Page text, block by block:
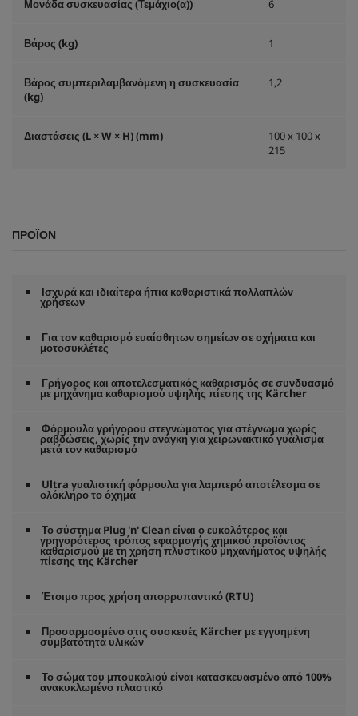
Μονάδα συσκευασίας (Τεμάχιο(α)) 6
Βάρος (kg) 1
Βάρος συμπεριλαμβανόμενη η συσκευασία
(kg)
1,2
Διαστάσεις (L × W × H) (mm)
100 x 100 x
215
ΠΡΟΪΌΝ
Ισχυρά και ιδιαίτερα ήπια καθαριστικά πολλαπλών
χρήσεων
Για τον καθαρισμό ευαίσθητων σημείων σε οχήματα και
μοτοσυκλέτες
Γρήγορος και αποτελεσματικός καθαρισμός σε συνδυασμό
με μηχάνημα καθαρισμού υψηλής πίεσης της Kärcher
Φόρμουλα γρήγορου στεγνώματος για στέγνωμα χωρίς
ραβδώσεις, χωρίς την ανάγκη για χειρωνακτικό γυάλισμα
μετά τον καθαρισμό
Ultra γυαλιστική φόρμουλα για λαμπερό αποτέλεσμα σε
ολόκληρο το όχημα
Το σύστημα Plug 'n' Clean είναι ο ευκολότερος και
γρηγορότερος τρόπος εφαρμογής χημικού προϊόντος
καθαρισμού με τη χρήση πλυστικού μηχανήματος υψηλής
πίεσης της Kärcher
Έτοιμο προς χρήση απορρυπαντικό (RTU)
Προσαρμοσμένο στις συσκευές Kärcher με εγγυημένη
συμβατότητα υλικών
Το σώμα του μπουκαλιού είναι κατασκευασμένο από 100%
ανακυκλωμένο πλαστικό